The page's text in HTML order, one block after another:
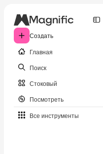
Создать
Главная
Поиск
Стоковый
Посмотреть
Все инструменты